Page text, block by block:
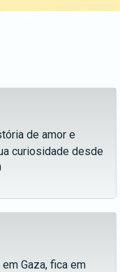
de amor e
curiosidade desde
Gaza, fica em